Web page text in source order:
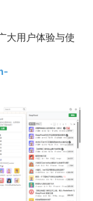
大用户体验与使